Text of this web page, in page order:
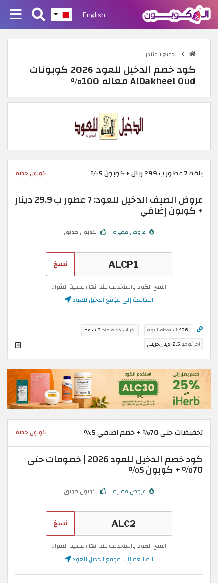
English
جميع المتاجر
كود خصم الدخيل للعود 2026 كوبونات
AlDakheel Oud فعالة 100%
باقة 7 عطور ب 299 ريال + كوبون 5% كوبون خصم
عروض الصيف الدخيل للعود: 7 عطور ب 29.9 دينار
+ كوبون إضافي
عروض مميزة كوبون موثق
نسخ
انسخ الكود واستخدمه عند انهاء عملية الشراء
المتابعة إلى موقع الدخيل للعود
406 استخدام اليوم اخر استخدام منذ 3 ساعة
اخر توفير 2.5 دينار بحريني
تخفيضات حتى 70% + خصم اضافي 5% كوبون خصم
كود خصم الدخيل للعود 2026 | خصومات حتى
70% + كوبون 5%
عروض مميزة كوبون موثق
نسخ
انسخ الكود واستخدمه عند انهاء عملية الشراء
المتابعة إلى موقع الدخيل للعود